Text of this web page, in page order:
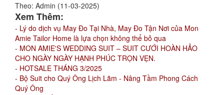
Theo: Admin (11-03-2025)
Xem Thêm:
- Lý do dịch vụ May Đo Tại Nhà, May Đo Tận Nơi của Mon
Amie Tailor Home là lựa chọn không thể bỏ qua
- MON AMIE'S WEDDING SUIT – SUIT CƯỚI HOÀN HẢO
CHO NGÀY NGÀY HẠNH PHÚC TRỌN VẸN.
- HOTSALE THÁNG 3/2025
- Bộ Suit cho Quý Ông Lịch Lãm - Nâng Tầm Phong Cách
Quý Ông